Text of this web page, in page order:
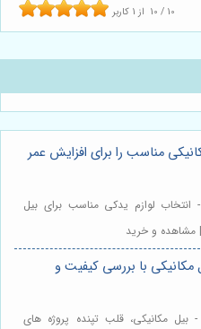
10 / 10 از 1 کاربر
مناسب را برای افزایش عمر
انتخاب لوازم یدکی مناسب برای بیل
مشاهده و خرید
با بررسی کیفیت و
بیل مکانیکی، قلب تپنده پروژه های